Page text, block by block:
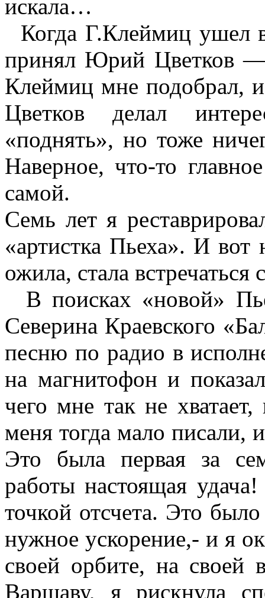
искала…
Когда Г.Клеймиц ушел
принял Юрий Цветков —
Клеймиц мне подобрал,
Цветков делал
«поднять», но тоже
Наверное, что-то
самой.
Семь лет я
«артистка Пьеха». И вот
ожила, стала
В поисках «новой»
Северина Краевского
песню по радио в
на магнитофон и
чего мне так не
меня тогда мало писали,
Это была первая за
работы настоящая
точкой отсчета. Это
нужное ускорение,- и я
своей орбите, на своей
Варшаву, я рискнула